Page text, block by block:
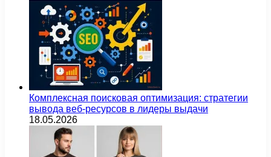
Комплексная поисковая оптимизация: стратегии
вывода веб-ресурсов в лидеры выдачи
18.05.2026